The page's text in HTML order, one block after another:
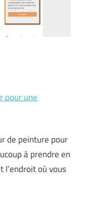
pour une
de peinture pour
à prendre en
l’endroit où vous